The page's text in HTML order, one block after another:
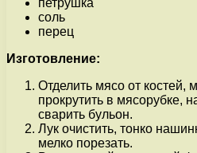
соль
перец
Изготовление:
Отделить мясо от костей,
прокрутить в мясорубке,
сварить бульон.
Лук очистить, тонко
мелко порезать.